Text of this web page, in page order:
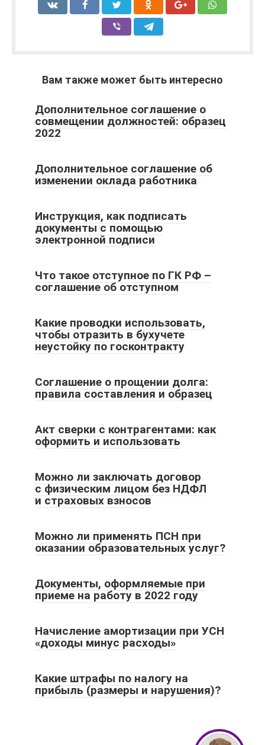
Вам также может быть интересно
Дополнительное соглашение о
совмещении должностей: образец
2022
Дополнительное соглашение об
изменении оклада работника
Инструкция, как подписать
документы с помощью
электронной подписи
Что такое отступное по ГК РФ –
соглашение об отступном
Какие проводки использовать,
чтобы отразить в бухучете
неустойку по госконтракту
Соглашение о прощении долга:
правила составления и образец
Акт сверки с контрагентами: как
оформить и использовать
Можно ли заключать договор
с физическим лицом без НДФЛ
и страховых взносов
Можно ли применять ПСН при
оказании образовательных услуг?
Документы, оформляемые при
приеме на работу в 2022 году
Начисление амортизации при УСН
«доходы минус расходы»
Какие штрафы по налогу на
прибыль (размеры и нарушения)?